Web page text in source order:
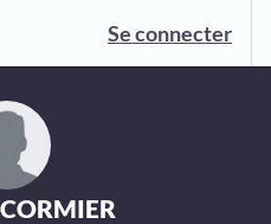
Se connecter